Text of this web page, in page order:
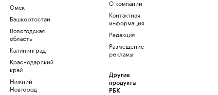
Омск
Башкортостан
Вологодская
область
Калининград
Краснодарский
край
Нижний
Новгород
О компании
Контактная
информация
Редакция
Размещение
рекламы
Другие
продукты
РБК